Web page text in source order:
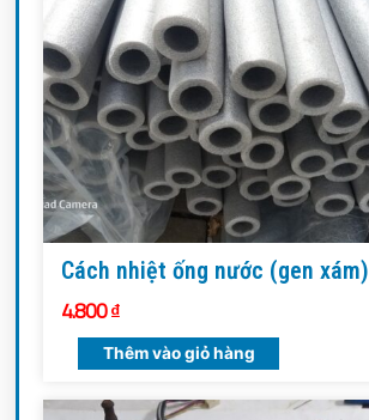
Cách nhiệt ống nước (gen xám)
4.800₫
Thêm vào giỏ hàng